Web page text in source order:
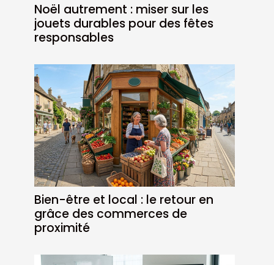
Noël autrement : miser sur les
jouets durables pour des fêtes
responsables
Bien-être et local : le retour en
grâce des commerces de
proximité